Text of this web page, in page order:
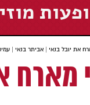
את יובל בנאי | אביתר בנאי |
מארח